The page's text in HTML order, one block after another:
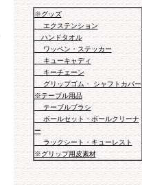
※グッズ
エクステンション
ハンドタオル
ワッペン・ステッカー
キューキャディ
キーチェーン
グリップゴム・ シャフトカバー
※テーブル用品
テーブルブラシ
ボールセット・ボールクリーナ
ー
ラックシート・キューレスト
※グリップ用皮素材